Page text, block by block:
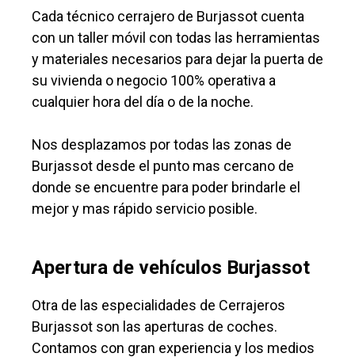
Cada técnico cerrajero de Burjassot cuenta
con un taller móvil con todas las herramientas
y materiales necesarios para dejar la puerta de
su vivienda o negocio 100% operativa a
cualquier hora del día o de la noche.
Nos desplazamos por todas las zonas de
Burjassot desde el punto mas cercano de
donde se encuentre para poder brindarle el
mejor y mas rápido servicio posible.
Apertura de vehículos Burjassot
Otra de las especialidades de Cerrajeros
Burjassot son las aperturas de coches.
Contamos con gran experiencia y los medios